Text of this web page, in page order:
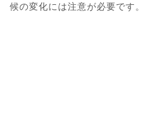
候の変化には注意が必要です。